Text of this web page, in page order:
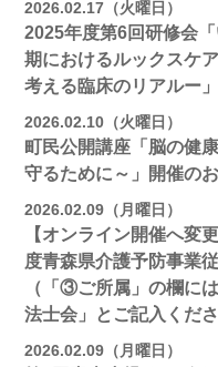
2026.02.17（火曜日）
2025年度第6回研修会
期におけるルックスケ
考える臨床のリアルー
2026.02.10（火曜日）
町民公開講座「脳の健
守るために～」開催の
2026.02.09（月曜日）
【オンライン開催へ変
度青森県介護予防事業
（「③ご所属」の欄に
法士会」とご記入くださ
2026.02.09（月曜日）